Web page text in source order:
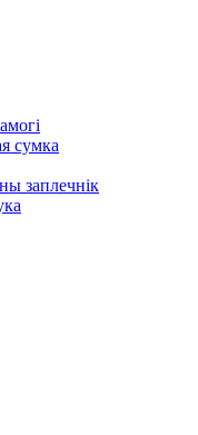
сумка
заплечнік